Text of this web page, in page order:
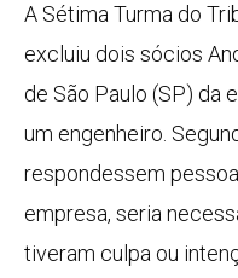
A Sétima Turma do
excluiu dois sócios
de São Paulo (SP) da
um engenheiro.
respondessem
empresa, seria
tiveram culpa ou